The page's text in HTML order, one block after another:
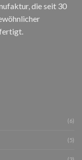
die seit 30
(6)
(5)